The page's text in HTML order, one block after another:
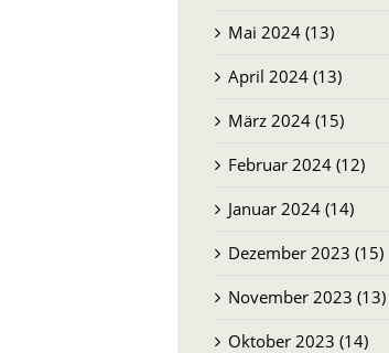
Mai 2024 (13)
April 2024 (13)
März 2024 (15)
Februar 2024 (12)
Januar 2024 (14)
Dezember 2023 (15)
November 2023 (13)
Oktober 2023 (14)